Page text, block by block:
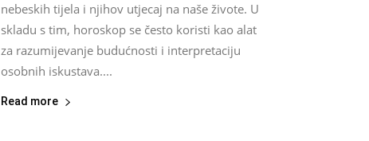
nebeskih tijela i njihov utjecaj na naše živote. U
skladu s tim, horoskop se često koristi kao alat
za razumijevanje budućnosti i interpretaciju
osobnih iskustava....
Read more